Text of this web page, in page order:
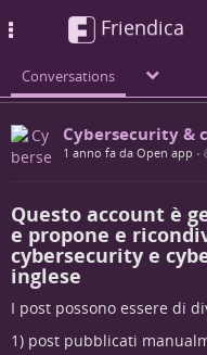
Friendica
Conversations
Cybersecurity &
1 anno fa da Open app •
Questo account è
e propone e
cybersecurity e
inglese
I post possono essere di
1) post pubblicati